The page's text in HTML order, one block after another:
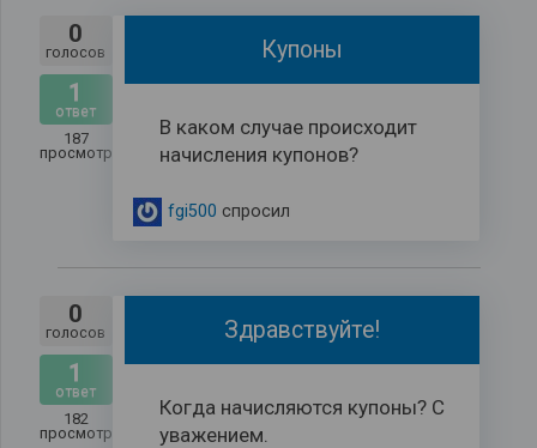
0
голосов
1
ответ
187
просмотров
Купоны
В каком случае происходит
начисления купонов?
fgi500 спросил
0
голосов
1
ответ
182
просмотров
Здравствуйте!
Когда начисляются купоны? С
уважением.